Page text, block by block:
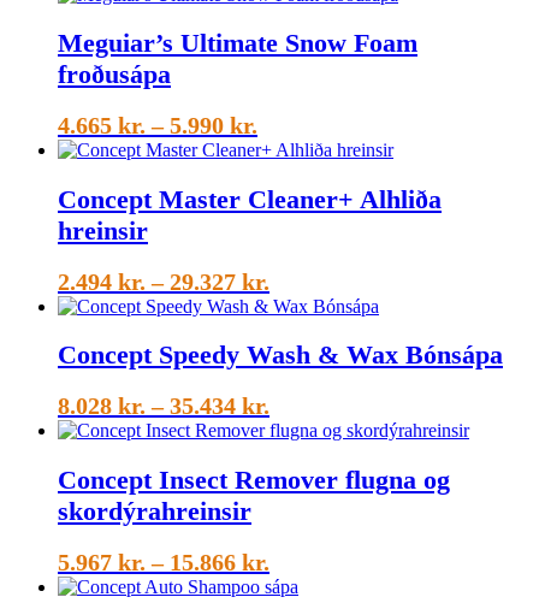
Meguiar’s Ultimate Snow Foam
froðusápa
4.665 kr. – 5.990 kr.
range:
through
Concept Master Cleaner+ Alhliða
hreinsir
2.494 kr. – 29.327 kr.
range:
through
Concept Speedy Wash & Wax Bónsápa
8.028 kr. – 35.434 kr.
range:
through
Concept Insect Remover flugna og
skordýrahreinsir
5.967 kr. – 15.866 kr.
range: